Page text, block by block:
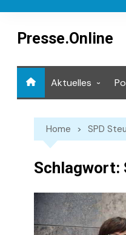
contentPresse.Online
Aktuelles
Home SPD
Schlagwort: